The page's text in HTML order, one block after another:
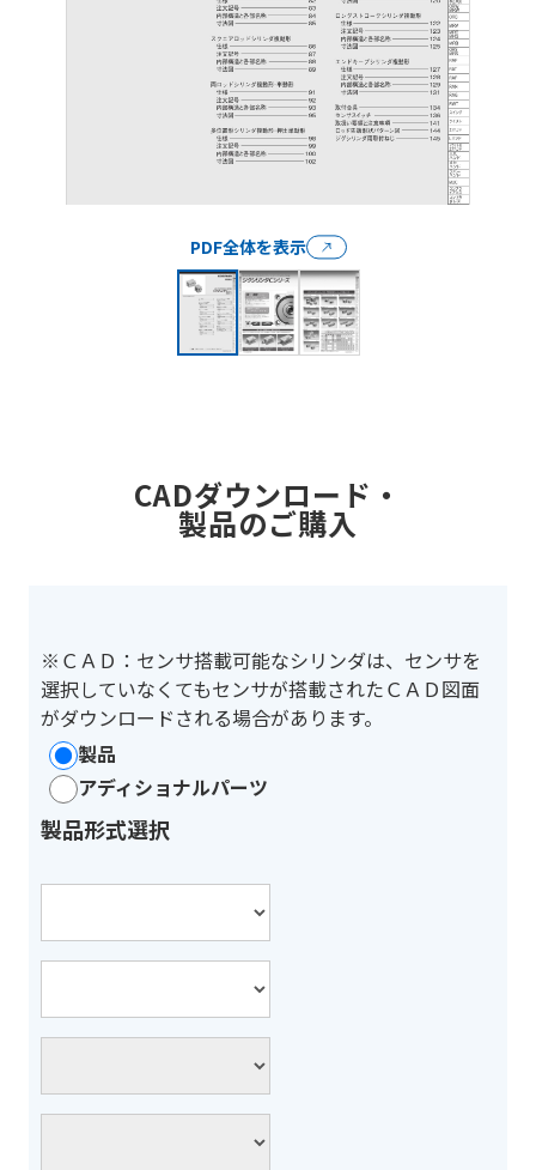
PDF全体を表示
CADダウンロード・
製品のご購入
※ＣＡＤ：センサ搭載可能なシリンダは、センサを
選択していなくてもセンサが搭載されたＣＡＤ図面
がダウンロードされる場合があります。
製品
アディショナルパーツ
製品形式選択